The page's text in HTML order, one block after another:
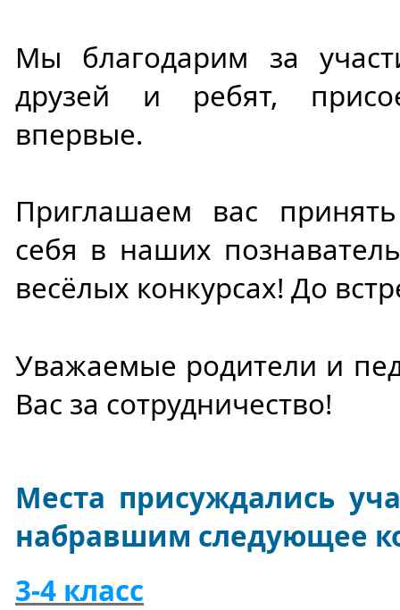
Мы благодарим за
друзей и ребят,
впервые.
Приглашаем вас
себя в наших
весёлых конкурсах! До
Уважаемые родители и
Вас за сотрудничество!
Места присуждались
набравшим следующее
3-4 класс